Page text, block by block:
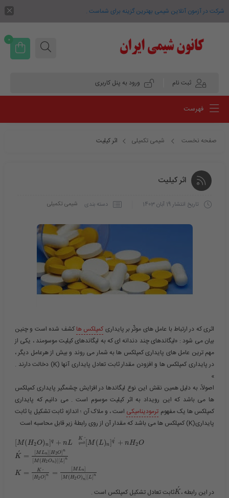
شرکت در آزمون آنلاین شیمی بهترین گزینه برای شماست .
ثبت نام ورود به پنل کاربری
0
فهرست
صفحه نخست شیمی تکمیلی اثر کیلیت
اثر کیلیت
تاریخ انتشار19 آبان 1403 دسته بندی شیمی تکمیلی
اثری که در ارتباط با عامل های موثّر بر پایداری کمپلکس ها کشف شده است و چنین
بیان می شود : «لیگاندهای چند دندانه ای که به لیگاندهای کیلیت موسومند ، یکی از
مهم ترین عامل های پایداری کمپلکس ها به شمار می روند و بیش از هرعامل دیگر ،
در پایداری کمپلکس ها و افزودن مقدار ثابت تعادل پایداری آنها (K) دخالت دارند .
»
اصولاً، به دلیل همین نقش این نوع لیگاندها در افزایش چشمگیر پایداری کمپلکس
ها می باشد که این رویداد به اثر کیلیت موسوم است . می دانیم که پایداری
کمپلکس ها یک مفهوم ترمودینامیکی است ، و ملاک آن ؛ اندازه ثابت تشکیل یا ثابت
پایداری(K) کمپلکس ها می باشد که مقدار آن از روی رابطۀ زیر قابل محاسبه است
[M (H2O)n] q + nL ⇌
K ´[M (L)n]q´ + nH2O
K
´ = [M Ln] H2O]n
[M ( H2On )] L]n
K = K ´
H2O]n = [M Ln]
[M ( H2O)n] L]n
در این رابطه ،​ K
´ ​ثابت تعادل تشکیل کمپلکس است .